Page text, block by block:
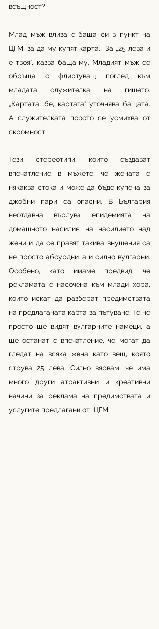
всъщност?
Млад мъж влиза с баща си в пункт на
ЦГМ, за да му купят карта.  За „25 лева и
е твоя“, казва баща му. Младият мъж се
обръща с флиртуващ поглед към
младата служителка на гишето.
„Картата, бе, картата“ уточнява бащата.
А служителката просто се усмихва от
скромност.
Тези стереотипи, които създават
впечатление в мъжете, че жената е
някаква стока и може да бъде купена за
джобни пари са опасни. В България
неотдавна върлува епидемията на
домашното насилие, на насилието над
жени и да се правят такива внушения са
не просто абсурдни, а и силно вулгарни.
Особено, като имаме предвид, че
рекламата е насочена към млади хора,
които искат да разберат предимствата
на предлаганата карта за пътуване. Те не
просто ще видят вулгарните намеци, а
ще останат с впечатление, че могат да
гледат на всяка жена като вещ, която
струва 25 лева. Силно вярвам, че има
много други атрактивни и креативни
начини за реклама на предимствата и
услугите предлагани от  ЦГМ.